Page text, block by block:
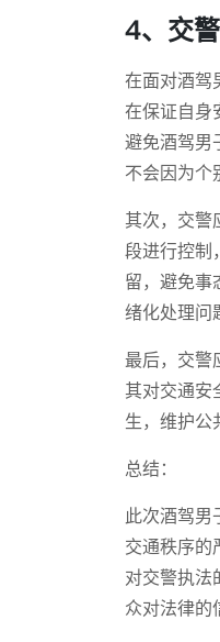
4、交
在面对酒驾
在保证自身
避免酒驾男
不会因为个
其次，交警
段进行控制
留，避免事
绪化处理问
最后，交警
其对交通安
生，维护公
总结：
此次酒驾男
交通秩序的
对交警执法
众对法律的